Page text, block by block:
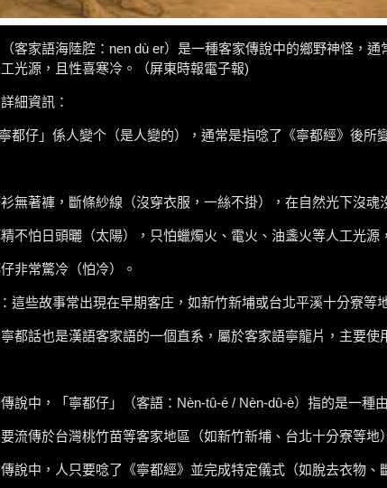
（客家語海陸腔：nen dù er）是一種客家傳說中的鄉野神怪，
光源，且性喜寒冷。（屏東時報電子報)
細資訊：
都仔」係人變个（是人變的），通常是指唸了《寧都經》後所
無著褲，斷條紗線（沒穿衣服，一絲不掛），在自然光下沒魂
不怕日頭曬（太陽），只怕蠟燭火、電火、油盞火等人工光源
非常驚冷（怕冷）。
這些故事常出現在早期客庄，如新竹新埔或台北平溪十分寮等
都話也是漢語客家語的一個直系，屬於客家語寧龍片，主要使
說中，「寧都仔」（客語：Nèn-tû-é / Nèn-dû-è）指的是一種
流傳於台灣桃竹苗等客家地區（如新竹新埔、台北十分寮等地
說中，人只要唸了《寧都經》並完成特定儀式（如脫去衣物、